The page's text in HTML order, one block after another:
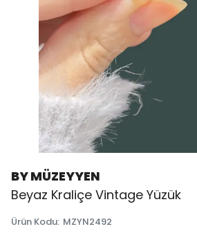
BY MÜZEYYEN
Beyaz Kraliçe Vintage Yüzük
Ürün Kodu: MZYN2492